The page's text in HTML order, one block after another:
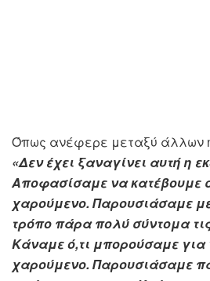
Όπως ανέφερε μεταξύ άλλων
«Δεν έχει ξαναγίνει αυτή η
Αποφασίσαμε να κατέβουμε
χαρούμενο. Παρουσιάσαμε
τρόπο πάρα πολύ σύντομα
Κάναμε ό,τι μπορούσαμε για
χαρούμενο. Παρουσιάσαμε